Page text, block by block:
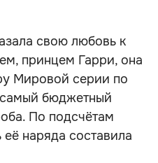
свою любовь к
принцем Гарри, она
Мировой серии по
бюджетный
По подсчётам
наряда составила